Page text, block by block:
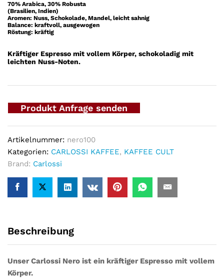
70% Arabica, 30% Robusta
(Brasilien, Indien)
Aromen: Nuss, Schokolade, Mandel, leicht sahnig
Balance: kraftvoll, ausgewogen
Röstung: kräftig
Kräftiger Espresso mit vollem Körper, schokoladig mit
leichten Nuss-Noten.
Produkt Anfrage senden
Artikelnummer: nero100
Kategorien: CARLOSSI KAFFEE, KAFFEE CULT
Brand: Carlossi
Beschreibung
Unser Carlossi Nero ist ein kräftiger Espresso mit vollem
Körper.